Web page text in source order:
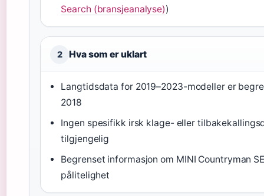
Search (bransjeanalyse))
2 Hva som er uklart
Langtidsdata for 2019–2023-modeller er
2018
Ingen spesifikk irsk klage- eller
tilgjengelig
Begrenset informasjon om MINI Countryman
pålitelighet